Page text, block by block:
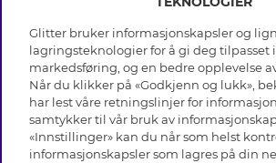
INFO
Vilkår
Personvern
Cookies
Medlemsvilkår
Jobb hos Glitter
OM GLITTER
Black Friday
Våre butikker
HJELP
Glitter bruker informasjonskapsler og
lagringsteknologier for å gi deg tilpasset
markedsføring, og en bedre opplevelse
Når du klikker på «Godkjenn og lukk»,
har lest våre retningslinjer for
samtykker til vår bruk av
«Innstillinger» kan du når som helst
informasjonskapsler som lagres på din